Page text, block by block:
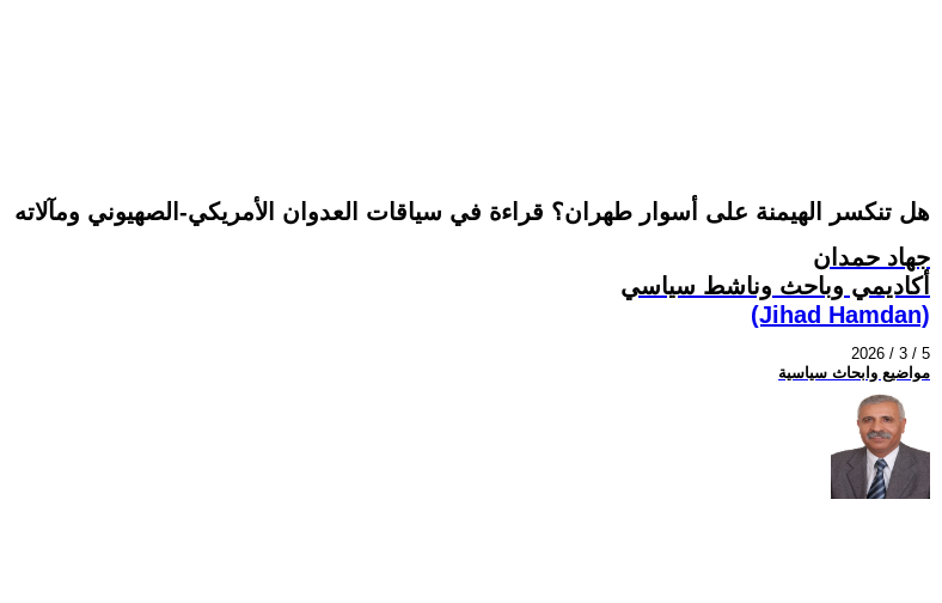
هل تنكسر الهيمنة على أسوار طهران؟ قراءة في سياقات العدوان الأمريكي-الصهيوني ومآلاته
جهاد حمدان
أكاديمي وباحث وناشط سياسي
(Jihad Hamdan)
2026 / 3 / 5
مواضيع وابحاث سياسية